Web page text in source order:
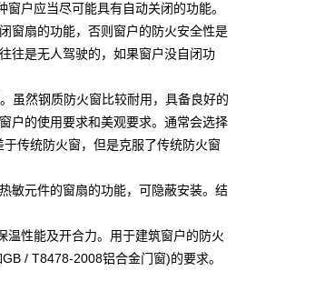
户应当尽可能具有自动关闭的功能。
窗扇的功能，否则窗户的防火安全性是
往是无人驾驶的，如果窗户没自闭功
虽然钢质防火窗比较耐用，具备良好的
户的使用要求和美观要求。通常会选择
传统防火窗，但是克服了传统防火窗
敏元件的窗扇的功能，可隐蔽安装。结
温性能及开合力。用于建筑窗户的防火
/ T8478-2008铝合金门窗)的要求。